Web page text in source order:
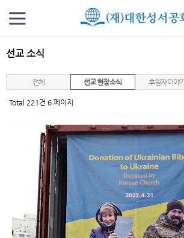
선교 소식
전체 선교 현장 소식 후원자 이야기
Total 221건 6 페이지